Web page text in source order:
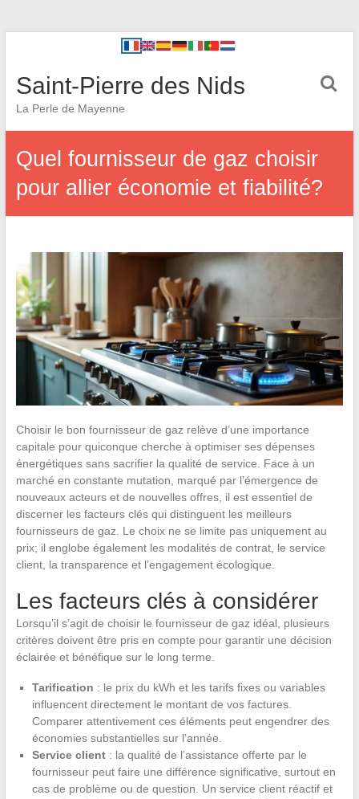
Saint-Pierre des Nids
La Perle de Mayenne
Quel fournisseur de gaz choisir
pour allier économie et fiabilité?
Choisir le bon fournisseur de gaz relève d’une importance
capitale pour quiconque cherche à optimiser ses dépenses
énergétiques sans sacrifier la qualité de service. Face à un
marché en constante mutation, marqué par l’émergence de
nouveaux acteurs et de nouvelles offres, il est essentiel de
discerner les facteurs clés qui distinguent les meilleurs
fournisseurs de gaz. Le choix ne se limite pas uniquement au
prix; il englobe également les modalités de contrat, le service
client, la transparence et l’engagement écologique.
Les facteurs clés à considérer
Lorsqu’il s’agit de choisir le fournisseur de gaz idéal, plusieurs
critères doivent être pris en compte pour garantir une décision
éclairée et bénéfique sur le long terme.
Tarification : le prix du kWh et les tarifs fixes ou variables
influencent directement le montant de vos factures.
Comparer attentivement ces éléments peut engendrer des
économies substantielles sur l’année.
Service client: la qualité de l’assistance offerte par le
fournisseur peut faire une différence significative, surtout en
cas de problème ou de question. Un service client réactif et